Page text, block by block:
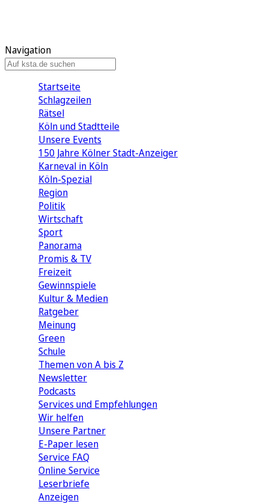
Navigation
Startseite
Schlagzeilen
Rätsel
Köln und Stadtteile
Unsere Events
150 Jahre Kölner Stadt-Anzeiger
Karneval in Köln
Köln-Spezial
Region
Politik
Wirtschaft
Sport
Panorama
Promis & TV
Freizeit
Gewinnspiele
Kultur & Medien
Ratgeber
Meinung
Green
Schule
Themen von A bis Z
Newsletter
Podcasts
Services und Empfehlungen
Wir helfen
Unsere Partner
E-Paper lesen
Service FAQ
Online Service
Leserbriefe
Anzeigen